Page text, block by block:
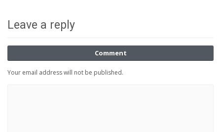
Leave a reply
Comment
Your email address will not be published.